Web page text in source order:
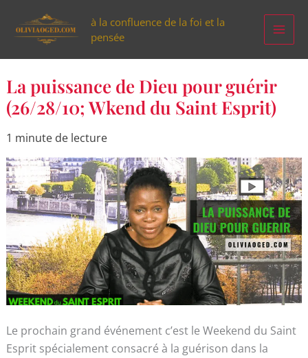
contenu
à la confluence de la foi et la
pensée
La puissance de Dieu pour guérir
(26/28/10; Wkend du Saint Esprit)
1 minute de lecture
Le prochain grand événement c’est le Weekend du Saint
Esprit spécialement consacré à la guérison dans la
La
puissance
de
Dieu
guérir
(26/28/10;
Wkend
du
Saint
Esprit)